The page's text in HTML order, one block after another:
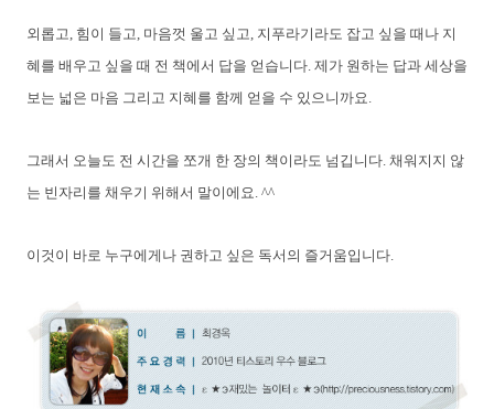
외롭고, 힘이 들고, 마음껏 울고 싶고, 지푸라기라도 잡고 싶을 때나 지
혜를 배우고 싶을 때 전 책에서 답을 얻습니다. 제가 원하는 답과 세상을
보는 넓은 마음 그리고 지혜를 함께 얻을 수 있으니까요.
그래서 오늘도 전 시간을 쪼개 한 장의 책이라도 넘깁니다. 채워지지 않
는 빈자리를 채우기 위해서 말이에요. ^^
이것이 바로 누구에게나 권하고 싶은 독서의 즐거움입니다.